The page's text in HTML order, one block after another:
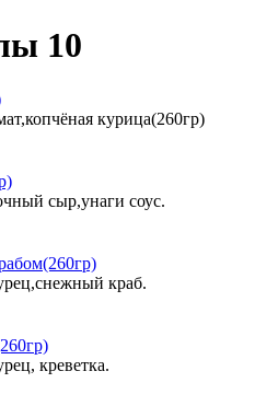
10
курица(260гр)
сыр,унаги соус.
краб.
креветка.